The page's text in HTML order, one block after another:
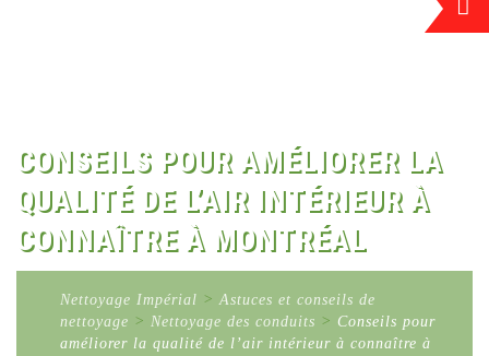
CONSEILS POUR AMÉLIORER LA
QUALITÉ DE L’AIR INTÉRIEUR À
CONNAÎTRE À MONTRÉAL
Nettoyage Impérial >Astuces et conseils de
nettoyage > Nettoyage des conduits > Conseils pour
améliorer la qualité de l’air intérieur à connaître à